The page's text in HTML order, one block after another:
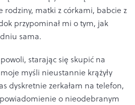
rodziny, matki z córkami, babcie z
przypominał mi o tym, jak
sama.
powoli, starając się skupić na
myśli nieustannie krążyły
dyskretnie zerkałam na telefon,
o nieodebranym